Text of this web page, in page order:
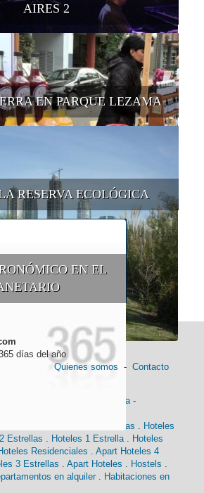
AIRES 2
EN PARQUE LEZAMA
RESERVA ECOLÓGICA
EN EL
días del año
Quienes somos - Contacto
Historia -
Hoteles 4 Estrellas
Hoteles
Estrellas Hoteles 1 Estrella
Hoteles
Residenciales
Apart Hoteles 4
3 Estrellas Apart Hoteles Hostels
en alquiler
Habitaciones en